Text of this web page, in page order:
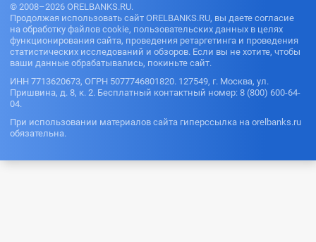
© 2008–2026 ORELBANKS.RU.
Продолжая использовать сайт ORELBANKS.RU, вы даете согласие
на обработку файлов cookie, пользовательских данных в целях
функционирования сайта, проведения ретаргетинга и проведения
статистических исследований и обзоров. Если вы не хотите, чтобы
ваши данные обрабатывались, покиньте сайт.
ИНН 7713620673, ОГРН 5077746801820. 127549, г. Москва, ул.
Пришвина, д. 8, к. 2. Бесплатный контактный номер: 8 (800) 600-64-
04.
При использовании материалов сайта гиперссылка на orelbanks.ru
обязательна.